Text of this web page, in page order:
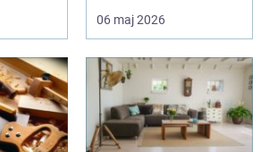
sätten att sänka sina
upp...
06 maj 2026